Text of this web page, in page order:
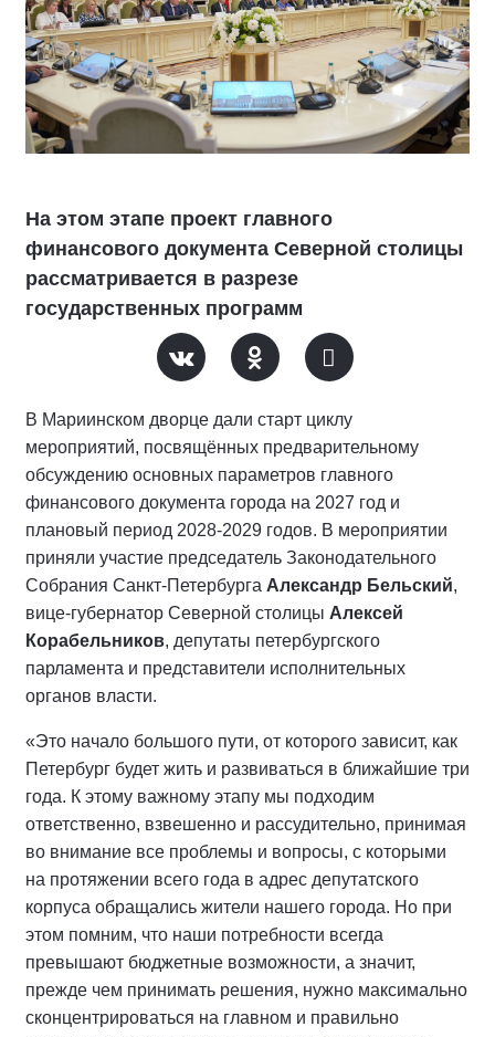
На этом этапе проект главного
финансового документа Северной столицы
рассматривается в разрезе
государственных программ
В Мариинском дворце дали старт циклу
мероприятий, посвящённых предварительному
обсуждению основных параметров главного
финансового документа города на 2027 год и
плановый период 2028-2029 годов. В мероприятии
приняли участие председатель Законодательного
Собрания Санкт-Петербурга Александр Бельский,
вице-губернатор Северной столицы Алексей
Корабельников, депутаты петербургского
парламента и представители исполнительных
органов власти.
«Это начало большого пути, от которого зависит, как
Петербург будет жить и развиваться в ближайшие три
года. К этому важному этапу мы подходим
ответственно, взвешенно и рассудительно, принимая
во внимание все проблемы и вопросы, с которыми
на протяжении всего года в адрес депутатского
корпуса обращались жители нашего города. Но при
этом помним, что наши потребности всегда
превышают бюджетные возможности, а значит,
прежде чем принимать решения, нужно максимально
сконцентрироваться на главном и правильно